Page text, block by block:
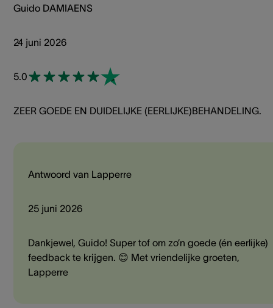
Guido DAMIAENS
24 juni 2026
5.0
ZEER GOEDE EN DUIDELIJKE (EERLIJKE)BEHANDELING.
Antwoord van Lapperre
25 juni 2026
Dankjewel, Guido! Super tof om zo’n goede (én eerlijke)
feedback te krijgen. 😊 Met vriendelijke groeten,
Lapperre